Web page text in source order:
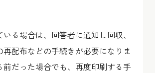
る場合は、回答者に通知し回収、
再配布などの手続きが必要になりま
前だった場合でも、再度印刷する手